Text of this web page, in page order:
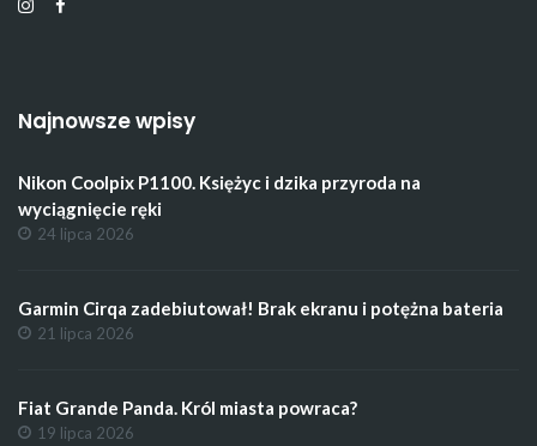
Najnowsze wpisy
Nikon Coolpix P1100. Księżyc i dzika przyroda na
wyciągnięcie ręki
24 lipca 2026
Garmin Cirqa zadebiutował! Brak ekranu i potężna bateria
21 lipca 2026
Fiat Grande Panda. Król miasta powraca?
19 lipca 2026